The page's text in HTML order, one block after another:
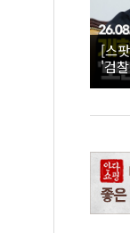
[스
'검
미나